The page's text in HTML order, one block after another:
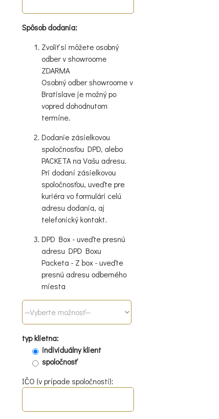
Spôsob dodania:
Zvoliť si môžete osobný
odber v showroome
ZDARMA
Osobný odber showroome v
Bratislave je možný po
vopred dohodnutom
termíne.
Dodanie zásielkovou
spoločnosťou DPD, alebo
PACKETA na Vašu adresu.
Pri dodaní zásielkovou
spoločnosťou, uveďte pre
kuriéra vo formulári celú
adresu dodania, aj
telefonický kontakt.
DPD Box - uveďte presnú
adresu DPD Boxu
Packeta - Z box - uveďte
presnú adresu odberného
miesta
typ klietna:
individuálny klient
spoločnosť
IČO (v prípade spoločnosti):